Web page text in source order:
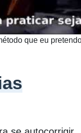
que eu